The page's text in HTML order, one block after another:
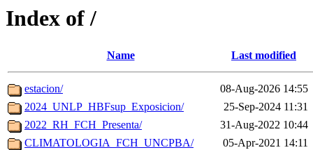
Index of /
Name Last modified
estacion/
08-Aug-2026 14:55
2024_UNLP_HBFsup_Exposicion/
25-Sep-2024 11:31
2022_RH_FCH_Presenta/
31-Aug-2022 10:44
CLIMATOLOGIA_FCH_UNCPBA/
05-Apr-2021 14:11